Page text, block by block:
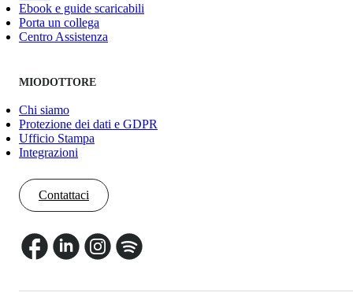
Ebook e guide scaricabili
Porta un collega
Centro Assistenza
MIODOTTORE
Chi siamo
Protezione dei dati e GDPR
Ufficio Stampa
Integrazioni
Contattaci